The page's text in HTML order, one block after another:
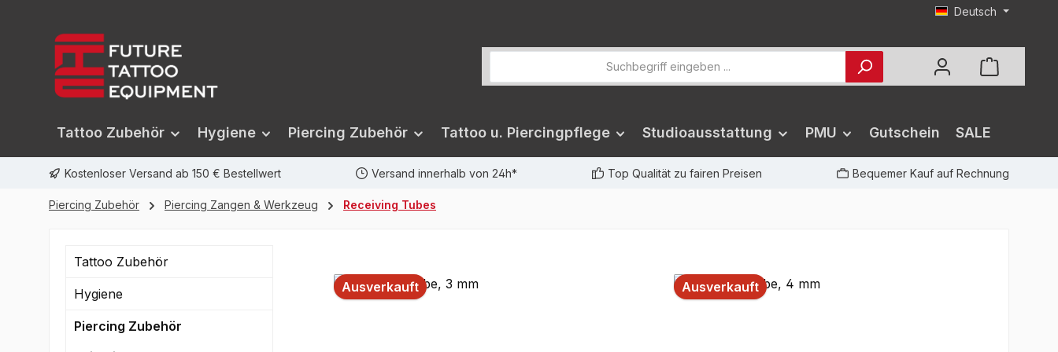
Deutsch
Tattoo Zubehör Hygiene Piercing Zubehör Tattoo u. Piercingpflege Studioausstattung PMU Gutschein SALE
Kostenloser Versand ab 150 € Bestellwert Versand innerhalb von 24h* Top Qualität zu fairen Preisen Bequemer Kauf auf Rechnung
Piercing Zubehör Piercing Zangen & Werkzeug Receiving Tubes
Tattoo Zubehör
Hygiene
Piercing Zubehör
Ausverkauft Ausverkauft